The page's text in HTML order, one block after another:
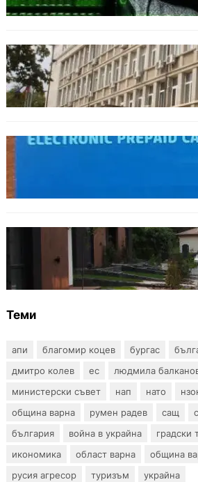
ОБЩЕСТВО
Домашният арест на
смъртта на моторист,
ОБЩЕСТВО
БЪЛГАРИЯ
12 съдебни дела
събаряне на сгради в
Алино“
Теми
апи благомир коцев бургас
дмитро колев
ес людмила
министерски съвет
нап нато
община варна
румен радев сащ
българия
война в украйна
градски
икономика
област варна община
русия агресор
туризъм украйна